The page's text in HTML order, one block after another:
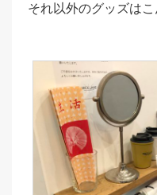
それ以外のグッズは